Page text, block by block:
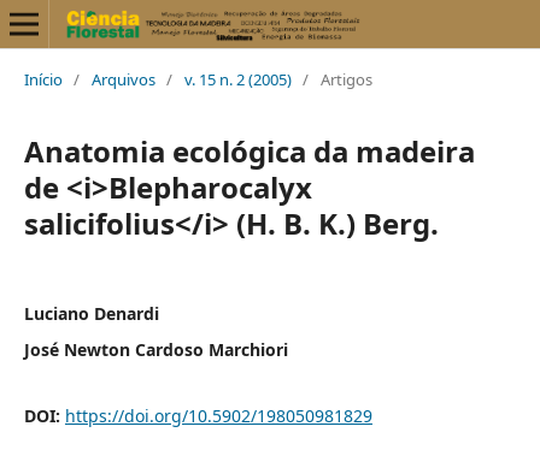
Início / Arquivos / v. 15 n. 2 (2005) / Artigos
Anatomia ecológica da madeira
de <i>Blepharocalyx
salicifolius</i> (H. B. K.) Berg.
Luciano Denardi
José Newton Cardoso Marchiori
DOI: https://doi.org/10.5902/198050981829